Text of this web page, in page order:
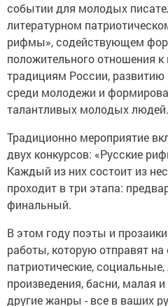
событии для молодых
литературном
рифмы», содействующем
положительного отношения к
традициям России, развитию
среди молодежи и
талантливых молодых людей.
Традиционно мероприятие
двух конкурсов: «Русские
Каждый из них состоит из
проходит в три этапа:
финальный.
В этом году поэты и
работы, которую отправят
патриотические,
произведения, басни, малая
другие жанры - все в ваших